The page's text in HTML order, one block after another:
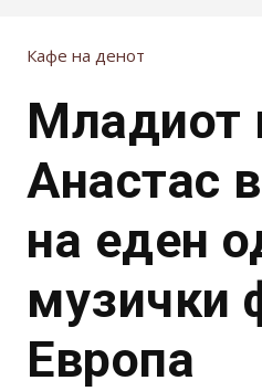
Кафе на денот
Младиот
Анастас
на еден
музички
Европа